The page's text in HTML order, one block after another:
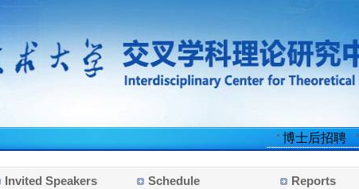
博士后招聘
Invited Speakers Schedule Reports